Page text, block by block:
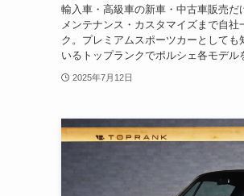
輸入車・高級車の新車・中古車販売だ
メンテナンス・カスタマイズまで自
ク。プレミアムスポーツカーとして
いるトップランクでポルシェ各モデル
2025年7月12日